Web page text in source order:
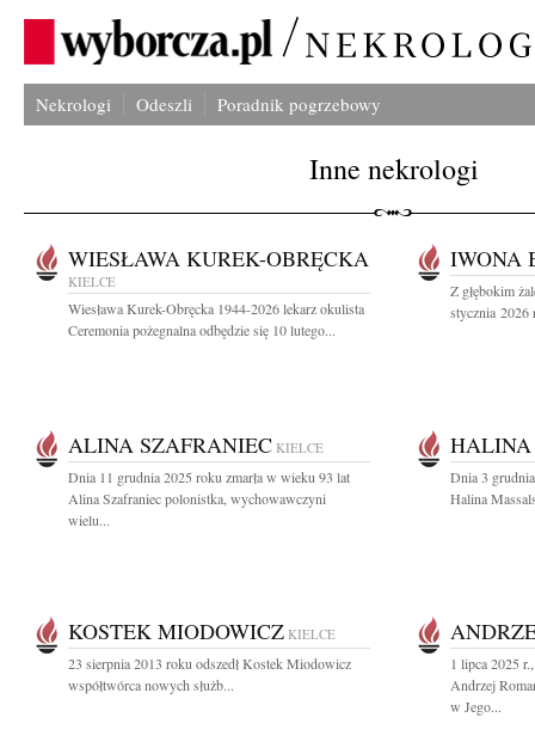
Nekrologi Odeszli Poradnik pogrzebowy
Inne nekrologi
WIESŁAWA KUREK-OBRĘCKA
KIELCE
Wiesława Kurek-Obręcka 1944-2026 lekarz okulista
Ceremonia pożegnalna odbędzie się 10 lutego...
IWONA
Z głębokim
stycznia 2026
ALINA SZAFRANIEC KIELCE
Dnia 11 grudnia 2025 roku zmarła w wieku 93 lat
Alina Szafraniec polonistka, wychowawczyni
wielu...
Dnia 3
Halina
KOSTEK MIODOWICZ KIELCE
23 sierpnia 2013 roku odszedł Kostek Miodowicz
współtwórca nowych służb...
1 lipca 2025
Andrzej
w Jego...